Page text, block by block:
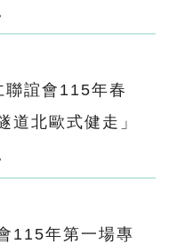
聯誼會115年春
道北歐式健走」
115年第一場專